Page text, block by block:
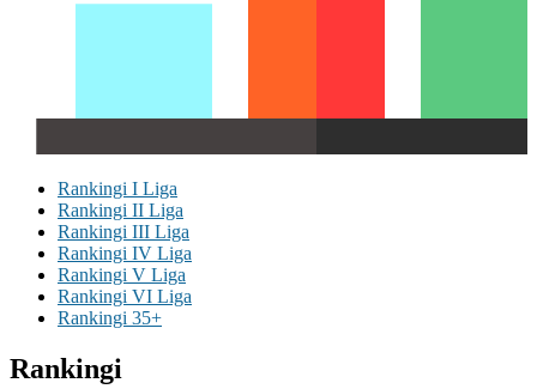
Rankingi I Liga
Rankingi II Liga
Rankingi III Liga
Rankingi IV Liga
Rankingi V Liga
Rankingi VI Liga
Rankingi 35+
Rankingi